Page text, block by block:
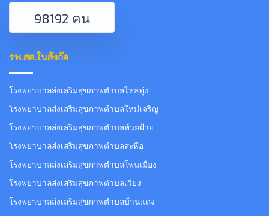
98192 คน
รพ.สต.ในสังกัด
โรงพยาบาลส่งเสริมสุขภาพตำบลไหล่ทุ่ง
โรงพยาบาลส่งเสริมสุขภาพตำบลใหม่เจริญ
โรงพยาบาลส่งเสริมสุขภาพตำบลห้วยฝ้าย
โรงพยาบาลส่งเสริมสุขภาพตำบลสะพือ
โรงพยาบาลส่งเสริมสุขภาพตำบลโพนเมือง
โรงพยาบาลส่งเสริมสุขภาพตำบลเวียง
โรงพยาบาลส่งเสริมสุขภาพตำบลบ้านแดง